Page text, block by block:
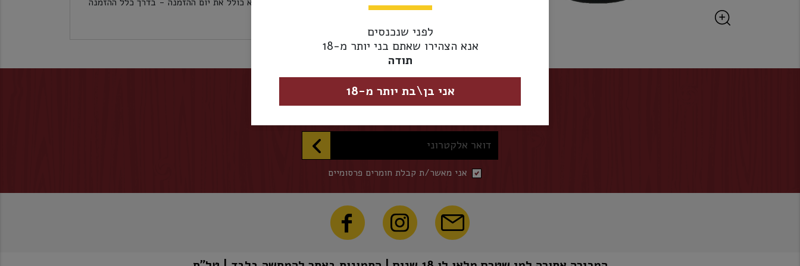
השארו מעודכנים
דואר אלקטרוני
אני מאשר/ת קבלת חומרים פרסומיים
לפני שנכנסים
אנא הצהירו שאתם בני יותר מ-18
תודה
אני בן\בת יותר מ-18